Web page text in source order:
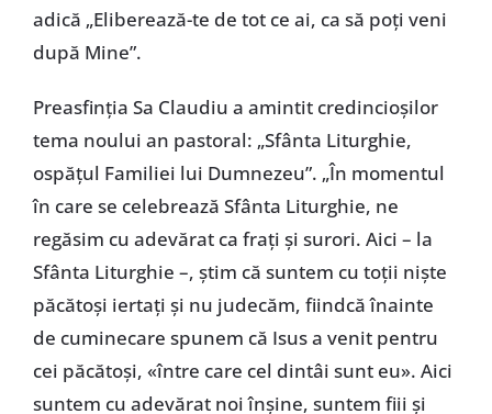
adică „Eliberează-te de tot ce ai, ca să poți veni
după Mine”.
Preasfinția Sa Claudiu a amintit credincioșilor
tema noului an pastoral: „Sfânta Liturghie,
ospățul Familiei lui Dumnezeu”. „În momentul
în care se celebrează Sfânta Liturghie, ne
regăsim cu adevărat ca frați și surori. Aici – la
Sfânta Liturghie –, știm că suntem cu toții niște
păcătoși iertați și nu judecăm, fiindcă înainte
de cuminecare spunem că Isus a venit pentru
cei păcătoși, «între care cel dintâi sunt eu». Aici
suntem cu adevărat noi înșine, suntem fiii și